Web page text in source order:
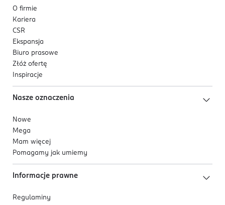
O firmie
Kariera
CSR
Ekspansja
Biuro prasowe
Złóż ofertę
Inspiracje
Nasze oznaczenia
Nowe
Mega
Mam więcej
Pomagamy jak umiemy
Informacje prawne
Regulaminy